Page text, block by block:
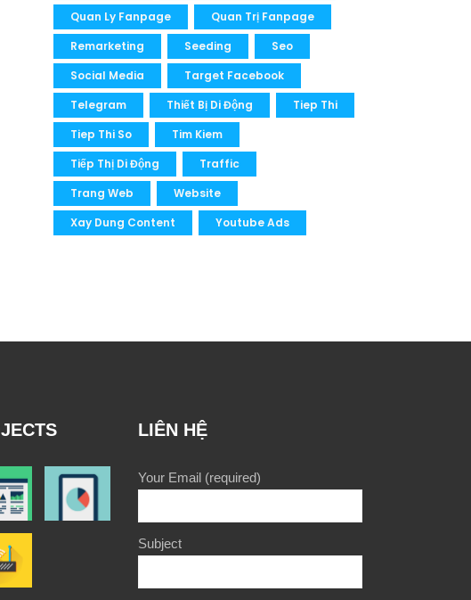
Quan Ly Fanpage
Quan Trị Fanpage
Remarketing
Seeding
Seo
Social Media
Target Facebook
Telegram
Thiết Bị Di Động
Tiep Thi
Tiep Thi So
Tim Kiem
Tiếp Thị Di Động
Traffic
Trang Web
Website
Xay Dung Content
Youtube Ads
LIÊN HỆ
Your Email (required)
Subject